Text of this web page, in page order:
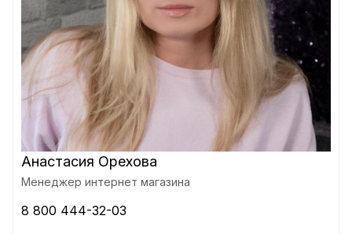
Анастасия Орехова
Менеджер интернет магазина
8 800 444-32-03